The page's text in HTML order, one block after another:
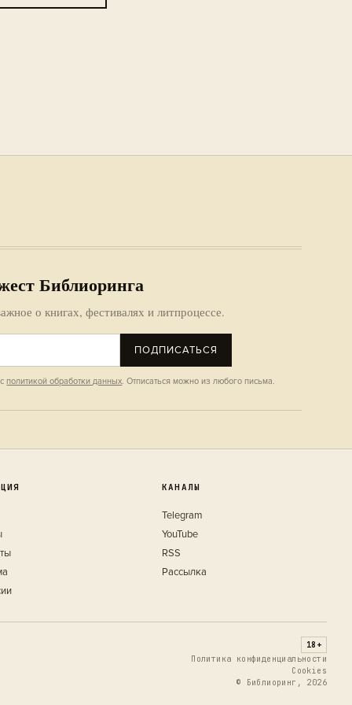
Библиоринга
о книгах, фестивалях и литпроцессе.
ПОДПИСАТЬСЯ
политикой обработки данных. Отписаться можно из любого письма.
КАНАЛЫ
Telegram
YouTube
RSS
Рассылка
18+
Политика конфиденциальности
Cookies
© Библиоринг, 2026